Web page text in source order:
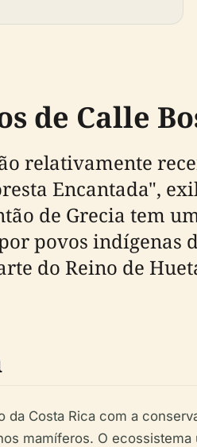
de Calle
relativamente
Encantada",
de Grecia tem
povos indígenas
do Reino de
Costa Rica com a
mamíferos. O